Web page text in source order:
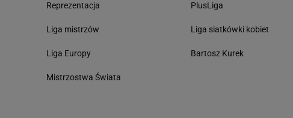
Reprezentacja
Liga mistrzów
Liga Europy
Mistrzostwa Świata
PlusLiga
Liga siatkówki kobiet
Bartosz Kurek